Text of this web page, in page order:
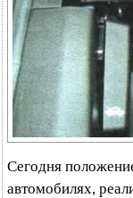
Сегодня
автомобилях,